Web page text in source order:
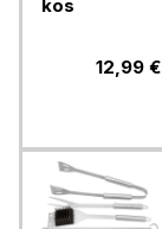
kos
12,99 €